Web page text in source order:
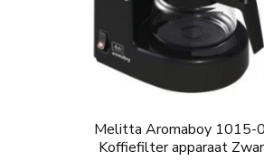
Melitta Aromaboy 1015-
Koffiefilter apparaat